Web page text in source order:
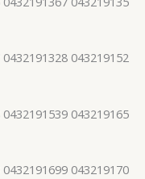
043219152
043219165
043219170